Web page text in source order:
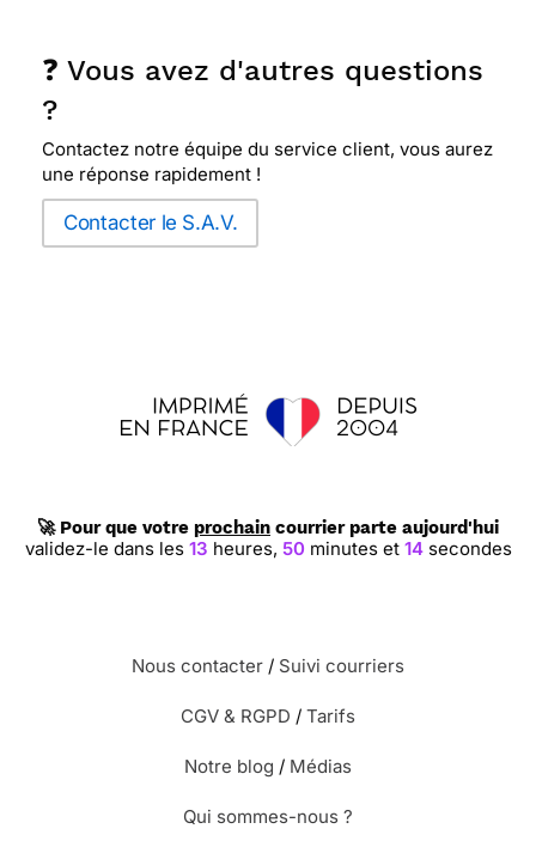
❓ Vous avez d'autres questions
?
Contactez notre équipe du service client, vous aurez
une réponse rapidement !
Contacter le S.A.V.
🚀 Pour que votre prochain courrier parte aujourd'hui
validez-le dans les 13 heures, 50minutes et 13secondes
Nous contacter / Suivi courriers
CGV & RGPD / Tarifs
Notre blog / Médias
Qui sommes-nous ?